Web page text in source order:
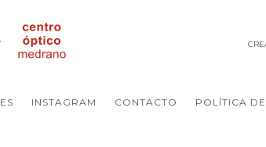
INSTAGRAM CONTACTO POLÍTICA